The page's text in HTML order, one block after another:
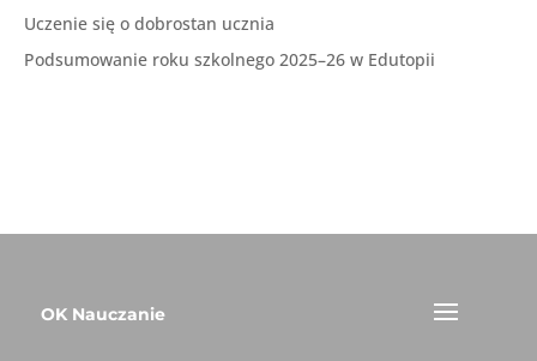
Uczenie się o dobrostan ucznia
Podsumowanie roku szkolnego 2025–26 w Edutopii
OK Nauczanie